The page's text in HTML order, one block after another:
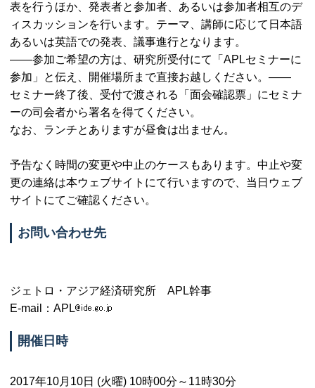
表を行うほか、発表者と参加者、あるいは参加者相互のデ
ィスカッションを行います。テーマ、講師に応じて日本語
あるいは英語での発表、議事進行となります。
——参加ご希望の方は、研究所受付にて「APLセミナーに
参加」と伝え、開催場所まで直接お越しください。——
セミナー終了後、受付で渡される「面会確認票」にセミナ
ーの司会者から署名を得てください。
なお、ランチとありますが昼食は出ません。
予告なく時間の変更や中止のケースもあります。中止や変
更の連絡は本ウェブサイトにて行いますので、当日ウェブ
サイトにてご確認ください。
お問い合わせ先
ジェトロ・アジア経済研究所 APL幹事
E-mail
：APL
開催日時
2017年10月10日 (火曜) 10時00分～11時30分